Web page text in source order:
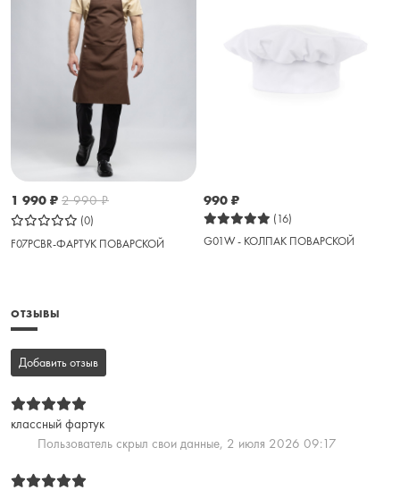
1 990 ₽ 2 990₽
(0)
F07PСBR-ФАРТУК ПОВАРСКОЙ
990 ₽
(16)
G01W - КОЛПАК ПОВАРСКОЙ
ОТЗЫВЫ
Добавить отзыв
классный фартук
Пользователь скрыл свои данные, 2 июля 2026 09:17